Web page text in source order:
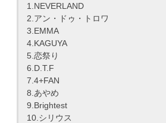
1.NEVERLAND
2.アン・ドゥ・トロワ
3.EMMA
4.KAGUYA
5.恋祭り
6.D.T.F
7.4+FAN
8.あやめ
9.Brightest
10.シリウス